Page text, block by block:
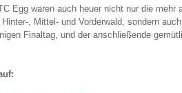
Egg waren auch heuer nicht nur die mehr
, Mittel- und Vorderwald, sondern
Finaltag, und der anschließende